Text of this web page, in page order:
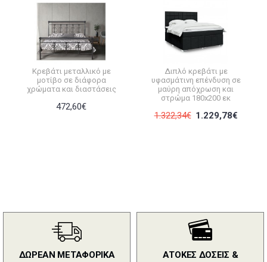
Κρεβάτι μεταλλικό με
μοτίβο σε διάφορα
χρώματα και διαστάσεις
472,60€
Διπλό κρεβάτι με
υφασμάτινη επένδυση σε
μαύρη απόχρωση και
στρώμα 180x200 εκ
1.322,34€ 1.229,78€
ΔΩΡΕΑΝ ΜΕΤΑΦΟΡΙΚΑ
ΑΤΟΚΕΣ ΔΟΣΕΙΣ &